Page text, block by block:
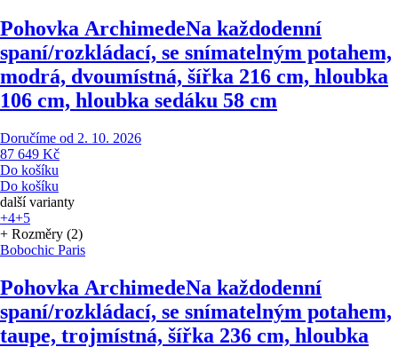
Pohovka ArchimedeNa každodenní
spaní/rozkládací, se snímatelným potahem,
modrá, dvoumístná, šířka 216 cm, hloubka
106 cm, hloubka sedáku 58 cm
Doručíme od 2. 10. 2026
87 649 Kč
Do košíku
Do košíku
další varianty
+4+5
+ Rozměry (2)
Bobochic Paris
Pohovka ArchimedeNa každodenní
spaní/rozkládací, se snímatelným potahem,
taupe, trojmístná, šířka 236 cm, hloubka